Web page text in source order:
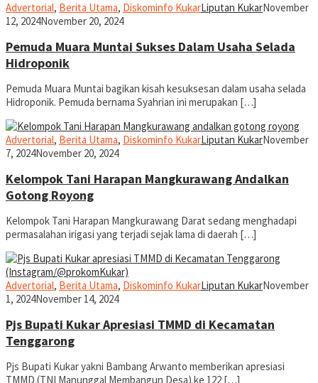
Advertorial, Berita Utama, Diskominfo KukarLiputan KukarNovember
12, 2024November 20, 2024
Pemuda Muara Muntai Sukses Dalam Usaha Selada
Hidroponik
Pemuda Muara Muntai bagikan kisah kesuksesan dalam usaha selada
Hidroponik. Pemuda bernama Syahrian ini merupakan […]
Advertorial, Berita Utama, Diskominfo KukarLiputan KukarNovember
7, 2024November 20, 2024
Kelompok Tani Harapan Mangkurawang Andalkan
Gotong Royong
Kelompok Tani Harapan Mangkurawang Darat sedang menghadapi
permasalahan irigasi yang terjadi sejak lama di daerah […]
Advertorial, Berita Utama, Diskominfo KukarLiputan KukarNovember
1, 2024November 14, 2024
Pjs Bupati Kukar Apresiasi TMMD di Kecamatan
Tenggarong
Pjs Bupati Kukar yakni Bambang Arwanto memberikan apresiasi
TMMD (TNI Manunggal Membangun Desa) ke 122 […]